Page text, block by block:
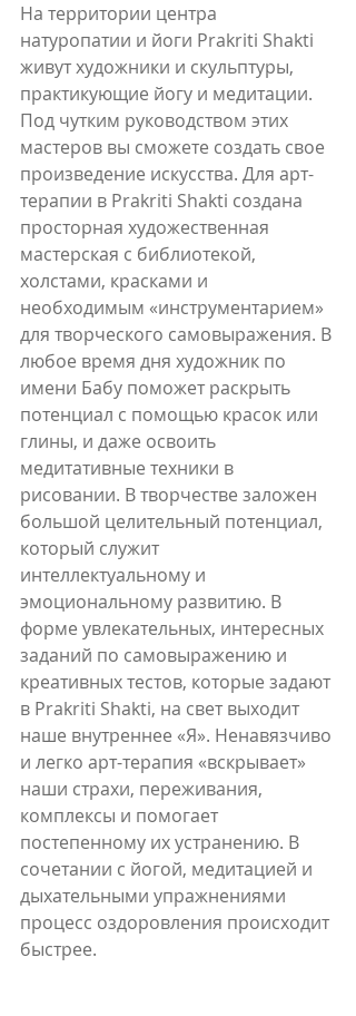
На территории центра
натуропатии и йоги Prakriti Shakti
живут художники и скульптуры,
практикующие йогу и медитации.
Под чутким руководством этих
мастеров вы сможете создать свое
произведение искусства. Для арт-
терапии в Prakriti Shakti создана
просторная художественная
мастерская с библиотекой,
холстами, красками и
необходимым «инструментарием»
для творческого самовыражения. В
любое время дня художник по
имени Бабу поможет раскрыть
потенциал с помощью красок или
глины, и даже освоить
медитативные техники в
рисовании. В творчестве заложен
большой целительный потенциал,
который служит
интеллектуальному и
эмоциональному развитию. В
форме увлекательных, интересных
заданий по самовыражению и
креативных тестов, которые задают
в Prakriti Shakti, на свет выходит
наше внутреннее «Я». Ненавязчиво
и легко арт-терапия «вскрывает»
наши страхи, переживания,
комплексы и помогает
постепенному их устранению. В
сочетании с йогой, медитацией и
дыхательными упражнениями
процесс оздоровления происходит
быстрее.